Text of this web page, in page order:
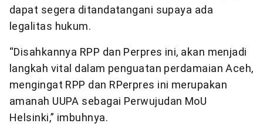
dapat segera ditandatangani supaya ada
legalitas hukum.
“Disahkannya RPP dan Perpres ini, akan menjadi
langkah vital dalam penguatan perdamaian Aceh,
mengingat RPP dan RPerpres ini merupakan
amanah UUPA sebagai Perwujudan MoU
Helsinki,” imbuhnya.